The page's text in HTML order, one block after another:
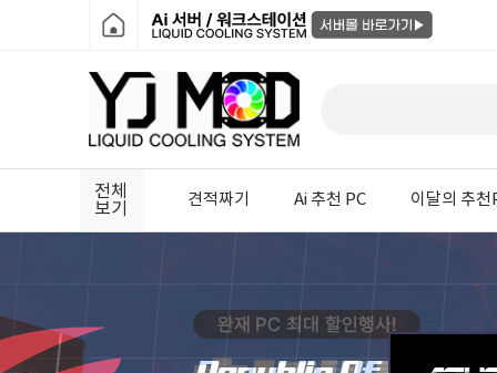
전체
보기
견적짜기 Ai 추천 PC 이달의 추천